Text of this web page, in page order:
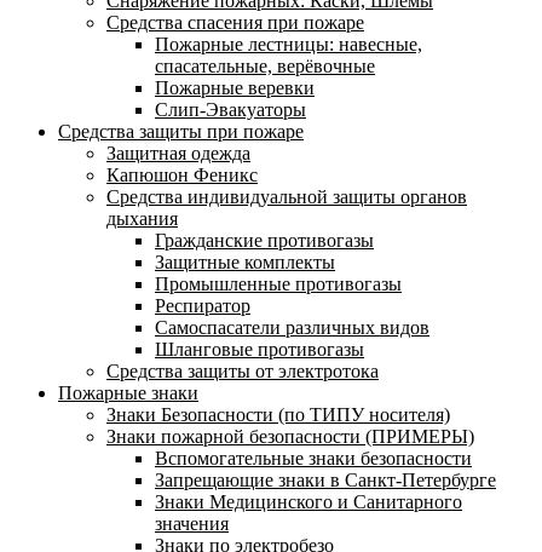
Средства спасения при пожаре
Пожарные лестницы: навесные,
спасательные, верёвочные
Пожарные веревки
Слип-Эвакуаторы
Средства защиты при пожаре
Защитная одежда
Капюшон Феникс
Средства индивидуальной защиты органов
дыхания
Гражданские противогазы
Защитные комплекты
Промышленные противогазы
Респиратор
Самоспасатели различных видов
Шланговые противогазы
Средства защиты от электротока
Пожарные знаки
Знаки Безопасности (по ТИПУ носителя)
Знаки пожарной безопасности (ПРИМЕРЫ)
Вспомогательные знаки безопасности
Запрещающие знаки в Санкт-Петербурге
Знаки Медицинского и Санитарного
значения
Знаки по электробезо